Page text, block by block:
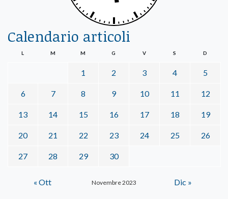
Calendario articoli
Novembre 2023
L M M G V S D
1 2 3 4 5
6 7 8 9 10 11 12
13 14 15 16 17 18 19
20 21 22 23 24 25 26
27 28 29 30
« Ott Dic »